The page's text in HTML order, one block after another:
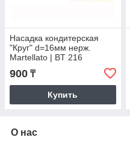
Насадка кондитерская
"Круг" d=16мм нерж.
Martellato | BT 216
900 ₸
Купить
О нас